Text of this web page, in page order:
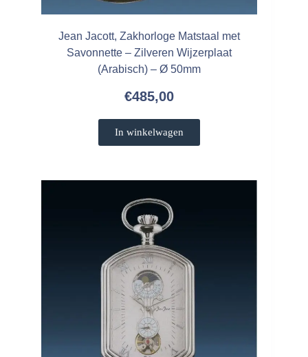
Jean Jacott, Zakhorloge Matstaal met
Savonnette – Zilveren Wijzerplaat
(Arabisch) – Ø 50mm
€485,00
In winkelwagen